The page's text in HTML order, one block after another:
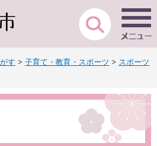
す > 子育て・教育・スポーツ > スポーツ